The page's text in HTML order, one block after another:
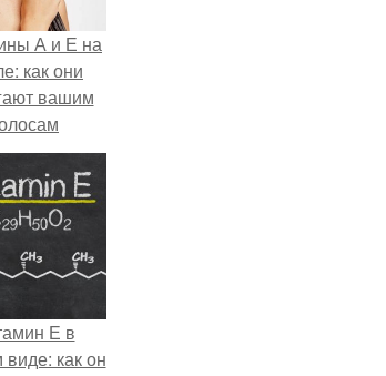
А и Е на
как они
вашим
Е в
как он